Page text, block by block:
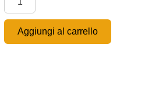
Aggiungi al carrello